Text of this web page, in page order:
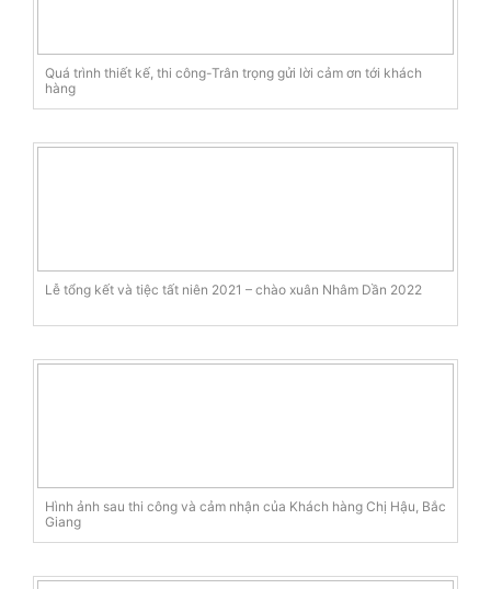
Quá trình thiết kế, thi công-Trân trọng gửi lời cảm ơn tới khách
hàng
Lễ tổng kết và tiệc tất niên 2021 – chào xuân Nhâm Dần 2022
Hình ảnh sau thi công và cảm nhận của Khách hàng Chị Hậu, Bắc
Giang